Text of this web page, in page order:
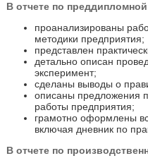
В отчете по преддипломной
проанализированы
методики предприятия;
представлен
детально описан
эксперимент;
сделаны выводы о
описаны предложения
работы предприятия;
грамотно оформлены
включая дневник по
В отчете по